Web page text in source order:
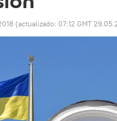
(actualizado: 07:12 GMT